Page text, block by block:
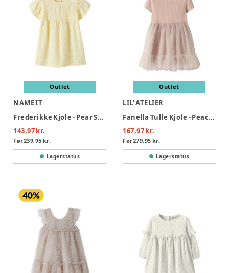
Outlet
NAME IT
Frederikke Kjole - Pear Sorbet
143,97 kr.
Før239,95 kr.
Lagerstatus
Outlet
LIL' ATELIER
Fanella Tulle Kjole - Peach Whip
167,97 kr.
Før279,95 kr.
Lagerstatus